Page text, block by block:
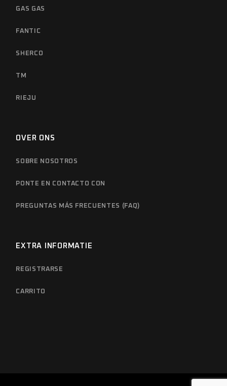
GAS GAS
FANTIC
SHERCO
TM
RIEJU
OVER ONS
SOBRE NOSOTROS
PONTE EN CONTACTO CON
PREGUNTAS MÁS FRECUENTES (FAQ)
EXTRA INFORMATIE
REGISTRARSE
CARRITO